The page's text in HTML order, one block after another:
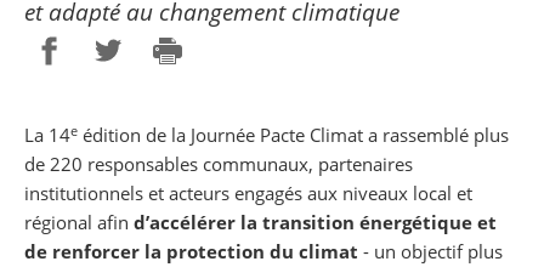
et adapté au changement climatique
La 14e édition de la Journée Pacte Climat a rassemblé plus
de 220 responsables communaux, partenaires
institutionnels et acteurs engagés aux niveaux local et
régional afin d’accélérer la transition énergétique et
de renforcer la protection du climat - un objectif plus